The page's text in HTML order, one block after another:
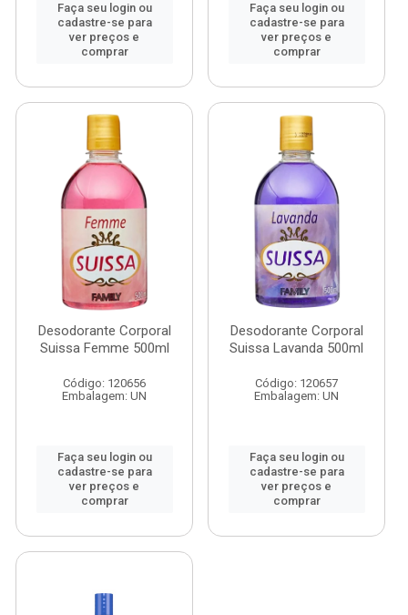
Faça seu login ou
cadastre-se para
ver preços e
comprar
Faça seu login ou
cadastre-se para
ver preços e
comprar
Desodorante Corporal
Suissa Femme 500ml
Código: 120656
Embalagem: UN
Faça seu login ou
cadastre-se para
ver preços e
comprar
Desodorante Corporal
Suissa Lavanda 500ml
Código: 120657
Embalagem: UN
Faça seu login ou
cadastre-se para
ver preços e
comprar